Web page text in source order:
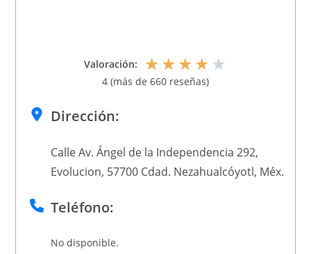
Valoración: ★★★★★
4 (más de 660 reseñas)
Dirección:
Calle Av. Ángel de la Independencia 292,
Evolucion, 57700 Cdad. Nezahualcóyotl, Méx.
Teléfono:
No disponible.